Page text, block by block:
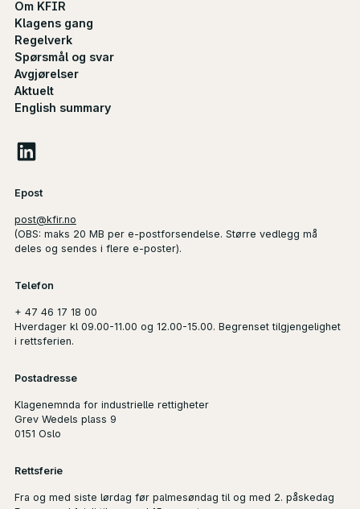
Om KFIR
Klagens gang
Regelverk
Spørsmål og svar
Avgjørelser
Aktuelt
English summary
Epost
post@kfir.no
(OBS: maks 20 MB per e-postforsendelse. Større vedlegg må
deles og sendes i flere e-poster).
Telefon
+ 47 46 17 18 00
Hverdager kl 09.00-11.00 og 12.00-15.00. Begrenset tilgjengelighet
i rettsferien.
Postadresse
Klagenemnda for industrielle rettigheter
Grev Wedels plass 9
0151 Oslo
Rettsferie
Fra og med siste lørdag før palmesøndag til og med 2. påskedag